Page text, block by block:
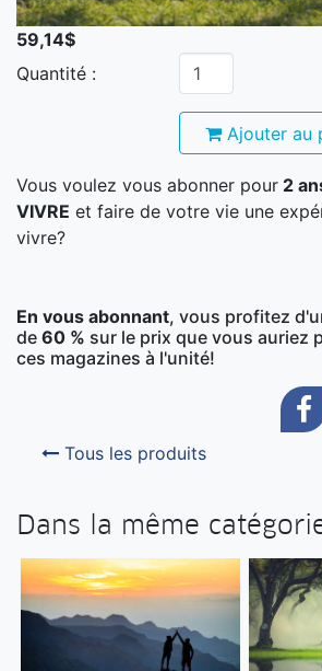
59,14$
Quantité :
Ajouter au
Vous voulez vous abonner pour 2
VIVRE et faire de votre vie une
vivre?
En vous abonnant, vous profitez
de 60 % sur le prix que vous auriez
ces magazines à l'unité!
Tous les produits
Dans la même